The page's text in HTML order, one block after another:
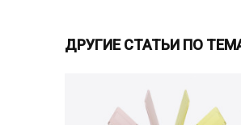
ДРУГИЕ СТАТЬИ ПО